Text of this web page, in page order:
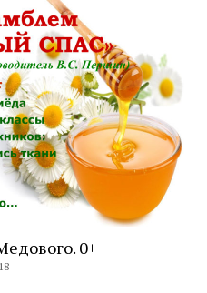
0+